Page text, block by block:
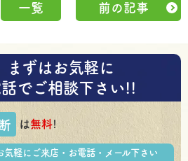
一覧 前の記事
まずはお気軽に
でご相談下さい!!
は無料!
気軽にご来店・お電話・メール下さい